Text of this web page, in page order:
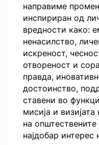
направиме
инспириран од
вредности како:
ненасилство,
искреност,
отвореност и
правда,
достоинство,
ставени во
мисија и
на
најдобар интерес